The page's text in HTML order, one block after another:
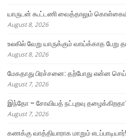
யாருடன் கூட்டணி வைத்தாலும்
August 8, 2026
உலகில் வேறு யாருக்கும் வாய்க்காத பேறு
August 8, 2026
மேகதாது பிரச்சனை: தற்போது என்ன
August 7, 2026
இந்தோ – சோவியத் நட்புறவு
August 7, 2026
கணக்கு வாத்தியாராக மாறும் எடப்பாடியார்!